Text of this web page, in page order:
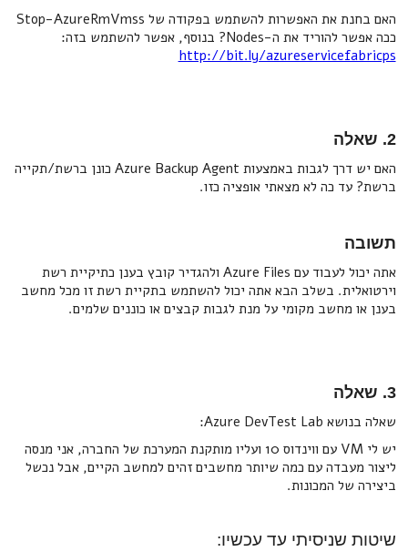
האם בחנת את האפשרות להשתמש בפקודה של Stop-AzureRmVmss
ככה אפשר להוריד את ה-Nodes? בנוסף, אפשר להשתמש בזה:
http://bit.ly/azureservicefabricps
2. שאלה
האם יש דרך לגבות באמצעות Azure Backup Agent כונן ברשת/תקייה
ברשת? עד כה לא מצאתי אופציה כזו.
תשובה
אתה יכול לעבוד עם Azure Files ולהגדיר קובץ בענן כתיקיית רשת
וירטואלית. בשלב הבא אתה יכול להשתמש בתקיית רשת זו מכל מחשב
בענן או מחשב מקומי על מנת לגבות קבצים או כוננים שלמים.
3. שאלה
שאלה בנושא Azure DevTest Lab:
יש לי VM עם ווינדוס 10 ועליו מותקנת המערכת של החברה, אני מנסה
ליצור מעבדה עם כמה שיותר מחשבים זהים למחשב הקיים, אבל נכשל
ביצירה של המכונות.
שיטות שניסיתי עד עכשיו: